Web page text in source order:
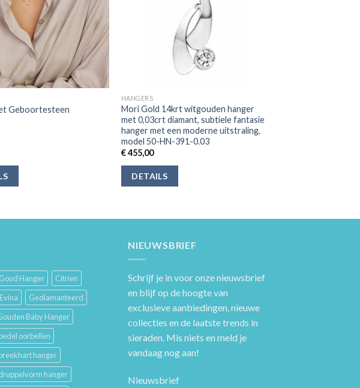
Geboortesteen
HANGERS
Mori Gold 14krt witgouden hanger
met 0,03crt diamant, subtiele fantasie
hanger met een moderne uitstraling,
model 50-HN-391-0.03
€455,00
DETAILS
Hanger
Citrien
Evina
Gediamanteerd
Baby Hanger
oorbellen
hanger
hanger
NIEUWSBRIEF
Schrijf je in voor onze nieuwsbrief
en blijf op de hoogte van
exclusieve aanbiedingen, nieuwe
collecties en de laatste trends in
sieraden. Mis niets en meld je
vandaag nog aan!
Nieuwsbrief